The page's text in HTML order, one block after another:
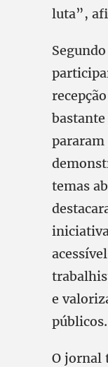
luta”,
pararam
temas
e
públicos.
O jornal